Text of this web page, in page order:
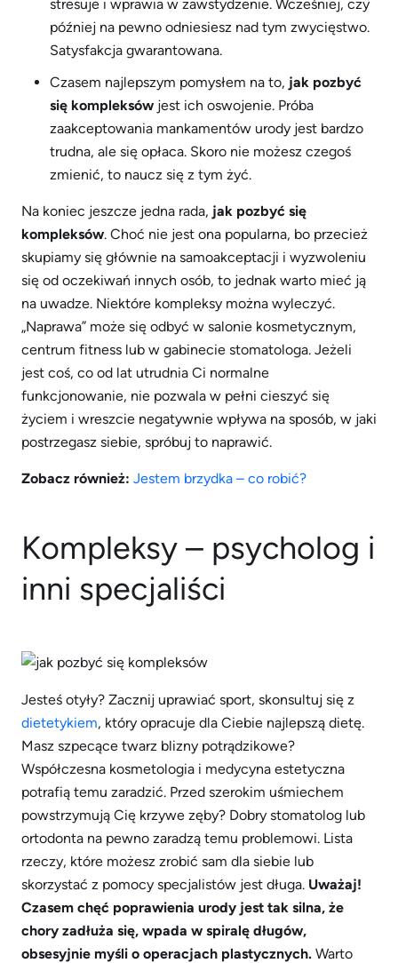
stresuje i wprawia w zawstydzenie. Wcześniej, czy
później na pewno odniesiesz nad tym zwycięstwo.
Satysfakcja gwarantowana.
Czasem najlepszym pomysłem na to, jak pozbyć
się kompleksów jest ich oswojenie. Próba
zaakceptowania mankamentów urody jest bardzo
trudna, ale się opłaca. Skoro nie możesz czegoś
zmienić, to naucz się z tym żyć.
Na koniec jeszcze jedna rada, jak pozbyć się
kompleksów. Choć nie jest ona popularna, bo przecież
skupiamy się głównie na samoakceptacji i wyzwoleniu
się od oczekiwań innych osób, to jednak warto mieć ją
na uwadze. Niektóre kompleksy można wyleczyć.
„Naprawa” może się odbyć w salonie kosmetycznym,
centrum fitness lub w gabinecie stomatologa. Jeżeli
jest coś, co od lat utrudnia Ci normalne
funkcjonowanie, nie pozwala w pełni cieszyć się
życiem i wreszcie negatywnie wpływa na sposób, w jaki
postrzegasz siebie, spróbuj to naprawić.
Zobacz również: Jestem brzydka – co robić?
Kompleksy – psycholog i
inni specjaliści
Jesteś otyły? Zacznij uprawiać sport, skonsultuj się z
dietetykiem, który opracuje dla Ciebie najlepszą dietę.
Masz szpecące twarz blizny potrądzikowe?
Współczesna kosmetologia i medycyna estetyczna
potrafią temu zaradzić. Przed szerokim uśmiechem
powstrzymują Cię krzywe zęby? Dobry stomatolog lub
ortodonta na pewno zaradzą temu problemowi. Lista
rzeczy, które możesz zrobić sam dla siebie lub
skorzystać z pomocy specjalistów jest długa. Uważaj!
Czasem chęć poprawienia urody jest tak silna, że
chory zadłuża się, wpada w spiralę długów,
obsesyjnie myśli o operacjach plastycznych. Warto